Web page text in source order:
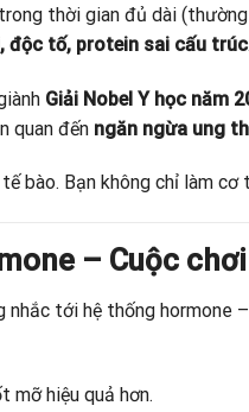
thời gian đủ dài
độc tố, protein sai cấu trúc
Giải Nobel Y học năm
quan đến ngăn ngừa ung
bào. Bạn không chỉ làm cơ
– Cuộc
nhắc tới hệ thống hormone
mỡ hiệu quả hơn.